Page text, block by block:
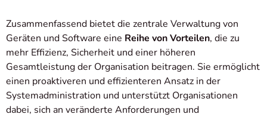
Zusammenfassend bietet die zentrale Verwaltung von
Geräten und Software eine Reihe von Vorteilen, die zu
mehr Effizienz, Sicherheit und einer höheren
Gesamtleistung der Organisation beitragen. Sie ermöglicht
einen proaktiveren und effizienteren Ansatz in der
Systemadministration und unterstützt Organisationen
dabei, sich an veränderte Anforderungen und